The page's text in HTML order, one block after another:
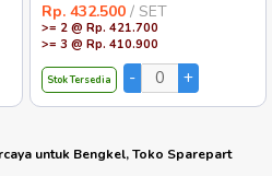
Rp. 432.500 / SET
>= 2 @ Rp. 421.700
>= 3 @ Rp. 410.900
Stok Tersedia
untuk Bengkel, Toko Sparepart